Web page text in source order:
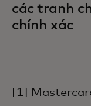
các tranh
chính xác
[1]